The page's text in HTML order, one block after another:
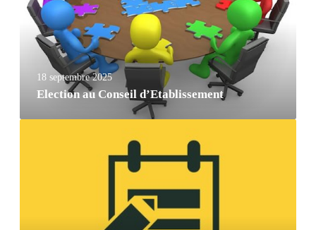
18 septembre 2025
Election au Conseil d’Etablissement